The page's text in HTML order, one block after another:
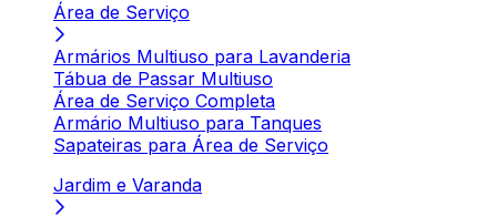
Área de Serviço
Armários Multiuso para Lavanderia
Tábua de Passar Multiuso
Área de Serviço Completa
Armário Multiuso para Tanques
Sapateiras para Área de Serviço
Jardim e Varanda